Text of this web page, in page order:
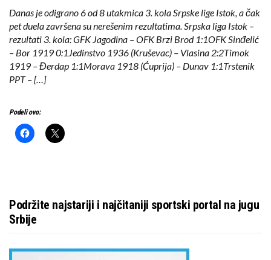
Danas je odigrano 6 od 8 utakmica 3. kola Srpske lige Istok, a čak
pet duela završena su nerešenim rezultatima. Srpska liga Istok –
rezultati 3. kola: GFK Jagodina – OFK Brzi Brod 1:1OFK Sinđelić
– Bor 1919 0:1Jedinstvo 1936 (Kruševac) – Vlasina 2:2Timok
1919 – Đerdap 1:1Morava 1918 (Ćuprija) – Dunav 1:1Trstenik
PPT – […]
Podeli ovo:
Podržite najstariji i najčitaniji sportski portal na jugu
Srbije